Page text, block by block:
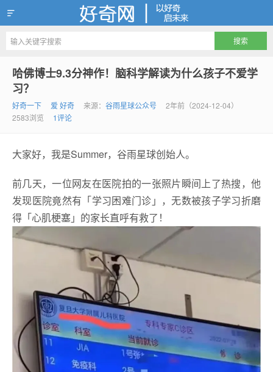
好奇网
哈佛博士9.3分神作！脑科学解读为什么孩子不爱学
习？
好奇一下 爱 好奇 来源： 谷雨星球公众号
2年前（2024-12-04）
2583浏览
1评论
大家好，我是Summer，谷雨星球创始人。
前几天，一位网友在医院拍的一张照片瞬间上了热搜，他
发现医院竟然有「学习困难门诊」，无数被孩子学习折磨
得「心肌梗塞」的家长直呼有救了！